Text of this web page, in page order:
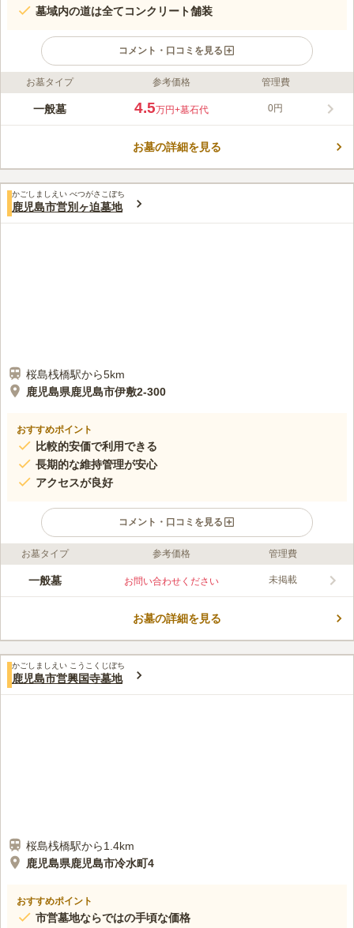
墓域内の道は全てコンクリート舗装
コメント・口コミを見る
ライフドット編集部のコメント
気持ちの良い風を感じることができる高台にある墓地です。 開
あるので、長時間ゆっくりと故人との時間を過ごすことができま
口コミ評価
みんなの評価
4.0
お墓タイプ 参考価格 管理費
一般墓 4.5万円+墓石代 0円
お墓の詳細を見る
かごしましえい べつがさこぼち
鹿児島市営別ヶ迫墓地
桜島桟橋駅から5km
鹿児島県鹿児島市伊敷2-300
おすすめポイント
比較的安価で利用できる
長期的な維持管理が安心
アクセスが良好
コメント・口コミを見る
口コミ評価
この霊園はまだ誰からも評価されていません。
お墓タイプ 参考価格 管理費
一般墓 お問い合わせください 未掲載
お墓の詳細を見る
かごしましえい こうこくじぼち
鹿児島市営興国寺墓地
桜島桟橋駅から1.4km
鹿児島県鹿児島市冷水町4
おすすめポイント
市営墓地ならではの手頃な価格